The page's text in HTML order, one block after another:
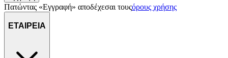
πληροφορίες σχετικά με την από μέρους σας χρήση της
τοποθεσίας μας στους συνεργάτες μέσων κοινωνικής
δικτύωσης, διαφημίσεων και ανάλυσης.
Πατώντας «Εγγραφή» αποδέχεσαι τουςόρους χρήσης
ΕΤΑΙΡΕΙΑ